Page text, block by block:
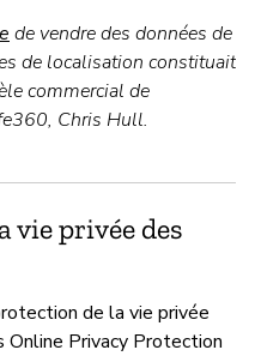
de vendre des données de
de localisation constituait
commercial de
Chris Hull.
vie privée des
de la vie privée
Online Privacy Protection